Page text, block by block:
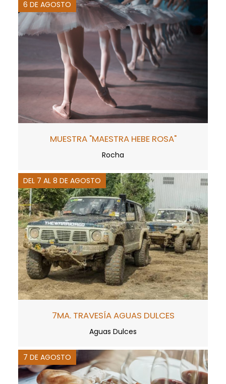
6 DE AGOSTO
MUESTRA "MAESTRA HEBE ROSA"
Rocha
DEL 7 AL 8 DE AGOSTO
7MA. TRAVESÍA AGUAS DULCES
Aguas Dulces
7 DE AGOSTO